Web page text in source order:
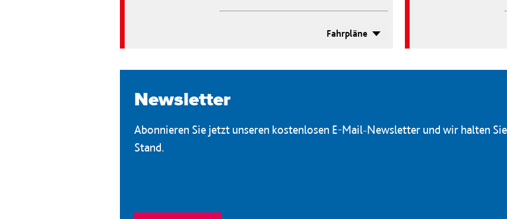
Fahrpläne
Newsletter
Abonnieren Sie jetzt unseren kostenlosen E-Mail-Newsletter und wir halten
Stand.